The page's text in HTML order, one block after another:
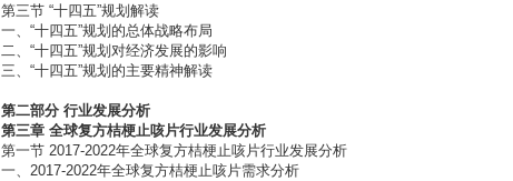
第三节 “十四五”规划解读
一、“十四五”规划的总体战略布局
二、“十四五”规划对经济发展的影响
三、“十四五”规划的主要精神解读
第二部分 行业发展分析
第三章 全球复方桔梗止咳片行业发展分析
第一节 2017-2022年全球复方桔梗止咳片行业发展分析
一、2017-2022年全球复方桔梗止咳片需求分析